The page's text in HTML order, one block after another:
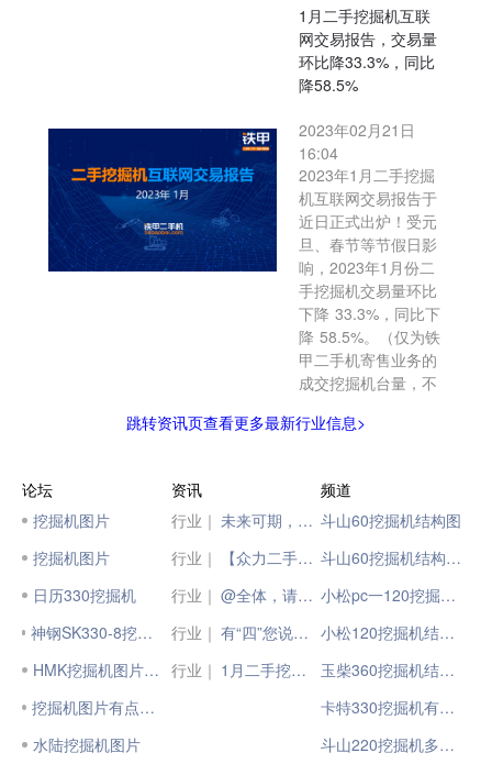
1月二手挖掘机互联
网交易报告，交易量
环比降33.3%，同比
降58.5%
2023年02月21日
16:04
2023年1月二手挖掘
机互联网交易报告于
近日正式出炉！受元
旦、春节等节假日影
响，2023年1月份二
手挖掘机交易量环比
下降 33.3%，同比下
降 58.5%。（仅为铁
甲二手机寄售业务的
成交挖掘机台量，不
跳转资讯页查看更多最新行业信息>
论坛
挖掘机图片
挖掘机图片
日历330挖掘机
神钢SK330-8挖掘机图片 33吨
HMK挖掘机图片视頻
挖掘机图片有点乱~~嘿嘿
水陆挖掘机图片
资讯
行业｜
未来可期，你好2023！山推挖掘机专属新年日历来了！
行业｜
【众力二手机】1330小时SY305H
行业｜
@全体，请查收2023“年度日历”
行业｜
有“四”您说话丨CAT®（卡特）国四333，更适合征基建、战矿山的挖掘机！
行业｜
1月二手挖掘机互联网交易报告，交易量环比降33.3%，同比降58.5%
频道
斗山60挖掘机结构图
斗山60挖掘机结构原理
小松pc一120挖掘机结构
小松120挖掘机结构图
玉柴360挖掘机结构图
卡特330挖掘机有多少匹马力
斗山220挖掘机多大马力